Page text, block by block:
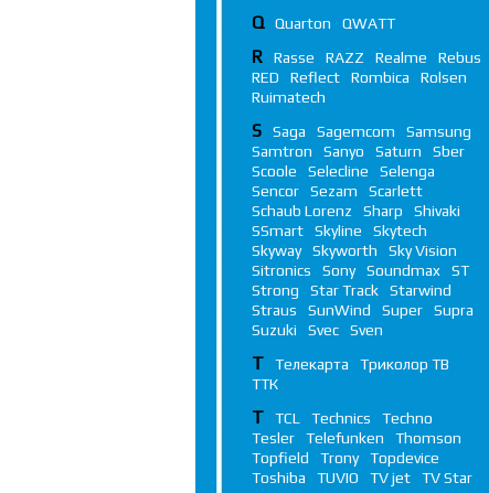
Q Quarton QWATT
R Rasse RAZZ Realme
Rebus
RED
Reflect Rombica
Rolsen
Ruimatech
S Saga Sagemcom
Samsung
Samtron
Sanyo Saturn
Sber
Scoole
Selecline
Selenga
Sencor
Sezam
Scarlett
Schaub Lorenz
Sharp
Shivaki
SSmart
Skyline
Skytech
Skyway
Skyworth
Sky Vision
Sitronics
Sony Soundmax
ST
Strong
Star Track
Starwind
Straus
SunWind Super
Supra
Suzuki
Svec Sven
Т Телекарта
Триколор ТВ
ТТК
T TCL Technics
Techno
Tesler
Telefunken
Thomson
Topfield
Trony
Topdevice
Toshiba
TUVIO TV jet TV Star